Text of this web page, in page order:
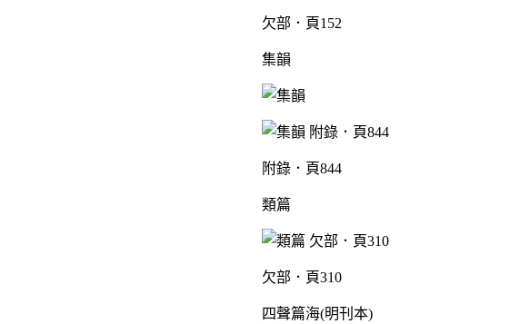
欠部．頁152
集韻
附錄．頁844
類篇
欠部．頁310
四聲篇海(明刊本)